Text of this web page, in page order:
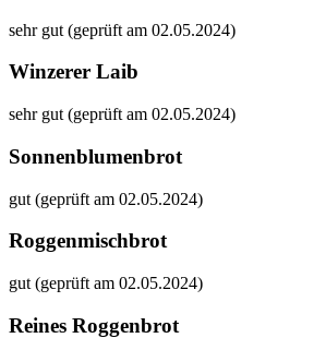
sehr gut (geprüft am 02.05.2024)
Winzerer Laib
sehr gut (geprüft am 02.05.2024)
Sonnenblumenbrot
gut (geprüft am 02.05.2024)
Roggenmischbrot
gut (geprüft am 02.05.2024)
Reines Roggenbrot